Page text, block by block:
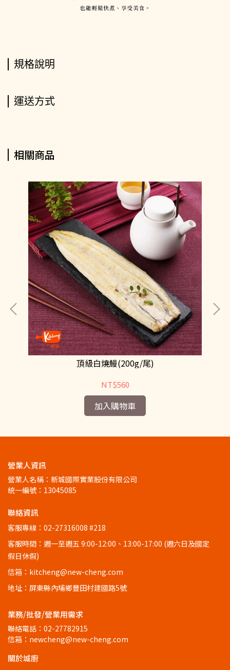
規格說明
運送方式
相關商品
頂級白燒鰻(200g/尾)
NT$560
加入購物車
營業人資訊
營業人名稱：新城國際實業股份有限公司
統一編號：13045085
聯絡資訊
客服專線：02-27316008 #218
客服時間：週一至週五 9:00-12:00、13:00-17:00 (週六日及國定
假日休假)
信箱：kitcheng@new-cheng.com
地址：屏東縣內埔鄉豐田村建國路5號
業務/批發/營業用需求
聯絡電話：02-27782915
信箱：newcheng@new-cheng.com
關於城廚